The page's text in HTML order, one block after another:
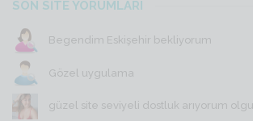
SON SİTE YORUMLARI
Begendim Eskişehir bekliyorum
Gözel uygulama
güzel site seviyeli dostluk arıyorum